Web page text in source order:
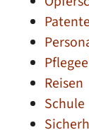
Reisen
Schule